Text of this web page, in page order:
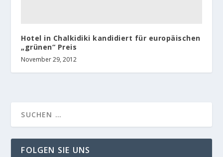
Hotel in Chalkidiki kandidiert für europäischen
„grünen“ Preis
November 29, 2012
FOLGEN SIE UNS